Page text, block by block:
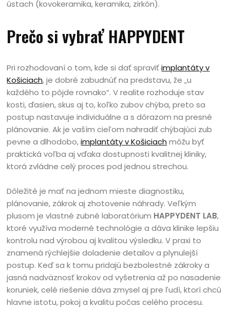
ústach (kovokeramika, keramika, zirkón).
Prečo si vybrať HAPPYDENT
Pri rozhodovaní o tom, kde si dať spraviťimplantáty v
Košiciach, je dobré zabudnúť na predstavu, že „u
každého to pôjde rovnako“. V realite rozhoduje stav
kosti, ďasien, skus aj to, koľko zubov chýba, preto sa
postup nastavuje individuálne a s dôrazom na presné
plánovanie. Ak je vaším cieľom nahradiť chýbajúci zub
pevne a dlhodobo,implantáty v Košiciach môžu byť
praktická voľba aj vďaka dostupnosti kvalitnej kliniky,
ktorá zvládne celý proces pod jednou strechou.
Dôležité je mať na jednom mieste diagnostiku,
plánovanie, zákrok aj zhotovenie náhrady. Veľkým
plusom je vlastné zubné laboratórium HAPPYDENT LAB,
ktoré využíva moderné technológie a dáva klinike lepšiu
kontrolu nad výrobou aj kvalitou výsledku. V praxi to
znamená rýchlejšie doladenie detailov a plynulejší
postup. Keď sa k tomu pridajú bezbolestné zákroky a
jasná nadväznosť krokov od vyšetrenia až po nasadenie
koruniek, celé riešenie dáva zmysel aj pre ľudí, ktorí chcú
hlavne istotu, pokoj a kvalitu počas celého procesu.